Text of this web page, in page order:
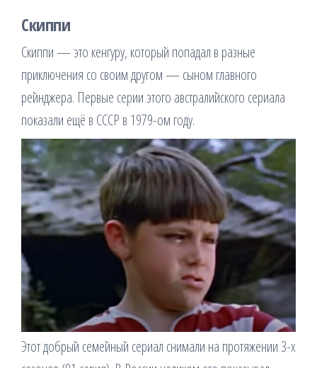
Скиппи
Скиппи — это кенгуру, который попадал в разные
приключения со своим другом — сыном главного
рейнджера. Первые серии этого австралийского сериала
показали ещё в СССР в 1979-ом году.
Этот добрый семейный сериал снимали на протяжении 3-х